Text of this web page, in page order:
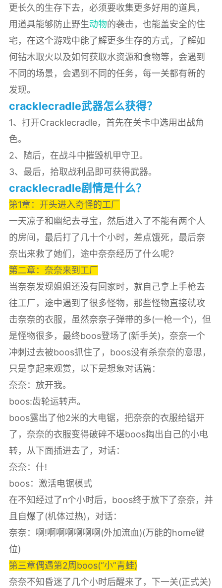
更长久的生存下去，必须要收集更多好用的道具，
用道具能够防止野生动物的袭击，也能盖安全的住
宅，在这个游戏中能了解更多生存的方式，了解如
何钻木取火以及如何获取水资源和食物等，会遇到
不同的场景，会遇到不同的任务，每一关都有新的
发现。
cracklecradle武器怎么获得？
1、打开Cracklecradle，首先在关卡中选用出战角
色。
2、随后，在战斗中摧毁机甲守卫。
3、最后，拾取战利品即可获得武器。
cracklecradle剧情是什么？
第1章：开头进入奇怪的工厂
一天凉子和幽纪去寻宝，然后进入了不能有两个人
的房间，最后打了几十个小时，差点饿死，最后奈
奈出来救了她们，途中奈奈经历了什么呢?
第二章：奈奈来到工厂
当奈奈发现姐姐还没有回家时，就自己拿上手枪去
往工厂，途中遇到了很多怪物，那些怪物直接就攻
击奈奈的衣服，虽然奈奈子弹带的多(一枪一个)，但
是怪物很多，最终boos登场了(新手关)，奈奈一个
冲刺过去被boos抓住了，boos没有杀奈奈的意思，
只是拿起来观赏，以下是想象对话篇：
奈奈：放开我。
boos:齿轮运转声。
boos露出了他2米的大电锯，把奈奈的衣服给锯开
了，奈奈的衣服变得破碎不堪boos掏出自己的小电
转，从下面插进去了，对话：
奈奈：什!
boos：激活电锯模式
在不知经过了n个小时后，boos终于放下了奈奈，并
且自爆了(机体过热)，对话：
奈奈：啊!啊啊啊啊啊啊(外加流血)(万能的home键
位)
第三章偶遇第2周boos(“小”青蛙)
奈奈不知昏迷了几个小时后醒来了，下一关(正式关)